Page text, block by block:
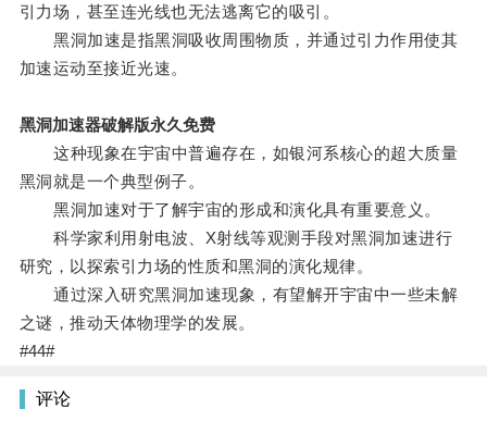
引力场，甚至连光线也无法逃离它的吸引。
黑洞加速是指黑洞吸收周围物质，并通过引力作用使其
加速运动至接近光速。
黑洞加速器破解版永久免费
这种现象在宇宙中普遍存在，如银河系核心的超大质量
黑洞就是一个典型例子。
黑洞加速对于了解宇宙的形成和演化具有重要意义。
科学家利用射电波、X射线等观测手段对黑洞加速进行
研究，以探索引力场的性质和黑洞的演化规律。
通过深入研究黑洞加速现象，有望解开宇宙中一些未解
之谜，推动天体物理学的发展。
#44#
评论